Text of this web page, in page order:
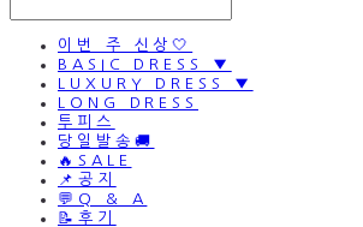
이번 주 신상🤍
BASIC DRESS ▼
LUXURY DRESS ▼
LONG DRESS
투피스
당일발송🚚
🔥SALE
📌공지
💬Q & A
📝후기